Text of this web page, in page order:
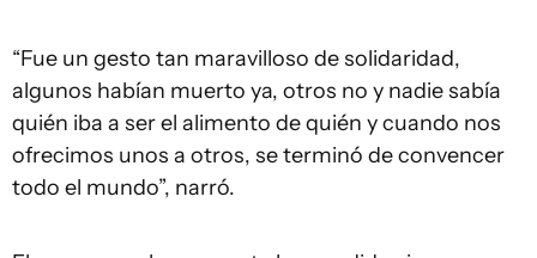
“Fue un gesto tan maravilloso de solidaridad,
algunos habían muerto ya, otros no y nadie sabía
quién iba a ser el alimento de quién y cuando nos
ofrecimos unos a otros, se terminó de convencer
todo el mundo”, narró.